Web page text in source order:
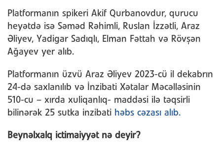
Platformanın spikeri Akif Qurbanovdur, qurucu
heyətdə isə Səməd Rəhimli, Ruslan İzzətli, Araz
Əliyev, Yadigar Sadıqlı, Elman Fəttah və Rövşən
Ağayev yer alıb.
Platformanın üzvü Araz Əliyev 2023-cü il dekabrın
24-də saxlanılıb və İnzibati Xətalar Məcəlləsinin
510-cu – xırda xuliqanlıq- maddəsi ilə təqsirli
bilinərək 25 sutka inzibati həbs cəzası alıb.
Beynəlxalq ictimaiyyət nə deyir?